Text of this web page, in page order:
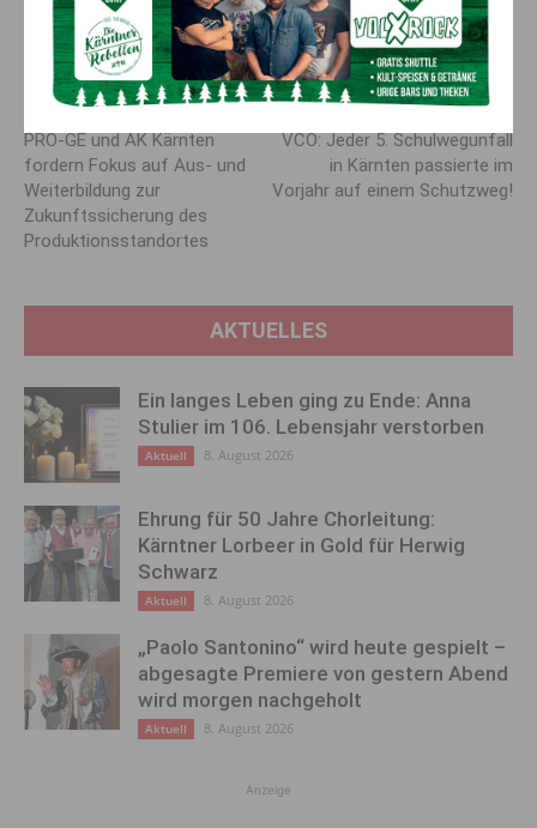
Vorheriger Artikel
PRO-GE und AK Kärnten
fordern Fokus auf Aus- und
Weiterbildung zur
Zukunftssicherung des
Produktionsstandortes
Nächster Artikel
VCÖ: Jeder 5. Schulwegunfall
in Kärnten passierte im
Vorjahr auf einem Schutzweg!
AKTUELLES
Ein langes Leben ging zu Ende: Anna
Stulier im 106. Lebensjahr verstorben
Aktuell 8. August 2026
Ehrung für 50 Jahre Chorleitung:
Kärntner Lorbeer in Gold für Herwig
Schwarz
Aktuell 8. August 2026
„Paolo Santonino“ wird heute gespielt –
abgesagte Premiere von gestern Abend
wird morgen nachgeholt
Aktuell 8. August 2026
Anzeige